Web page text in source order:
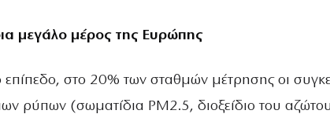
μεγάλο μέρος της Ευρώπης
στο 20% των σταθμών μέτρησης οι
ρύπων (σωματίδια PM2.5, διοξείδιο του